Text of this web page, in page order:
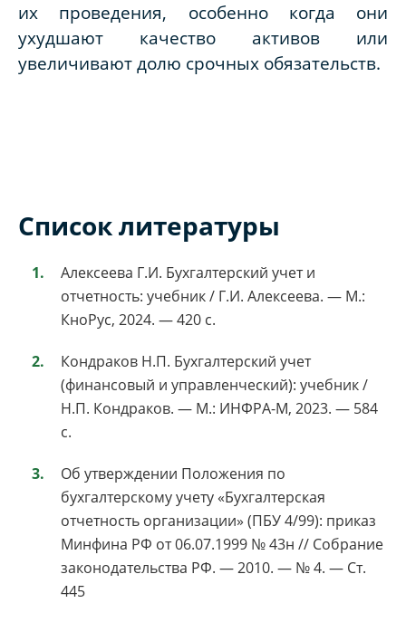
их проведения, особенно когда они
ухудшают качество активов или
увеличивают долю срочных обязательств.
Список литературы
Алексеева Г.И. Бухгалтерский учет и
отчетность: учебник / Г.И. Алексеева. — М.:
КноРус, 2024. — 420 с.
Кондраков Н.П. Бухгалтерский учет
(финансовый и управленческий): учебник /
Н.П. Кондраков. — М.: ИНФРА-М, 2023. — 584
с.
Об утверждении Положения по
бухгалтерскому учету «Бухгалтерская
отчетность организации» (ПБУ 4/99): приказ
Минфина РФ от 06.07.1999 № 43н // Собрание
законодательства РФ. — 2010. — № 4. — Ст.
445